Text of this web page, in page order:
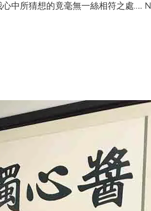
中所猜想的竟毫無一絲相符之處…..